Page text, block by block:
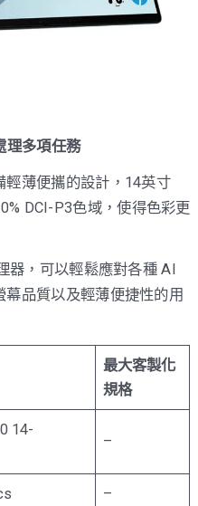
理多項任務
輕薄便攜的設計，14英寸
DCI-P3色域，使得色彩更
器，可以輕鬆應對各種 AI
品質以及輕薄便捷性的用
最大客製化
規格
14-
–
–